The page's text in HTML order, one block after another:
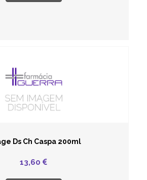
Ds Ch Caspa 200ml
13,60